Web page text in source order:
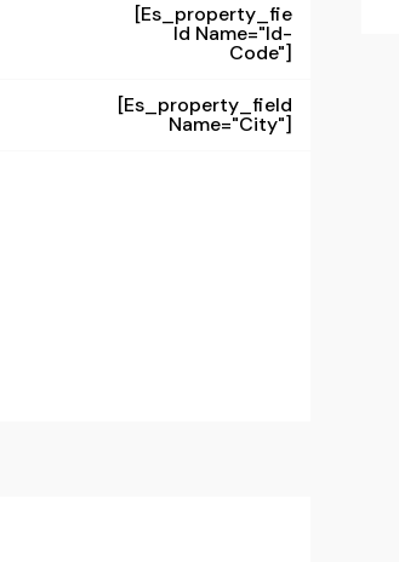
[es_property_fie
Ld Name="id-
Code"]
[es_property_field
Name="city"]